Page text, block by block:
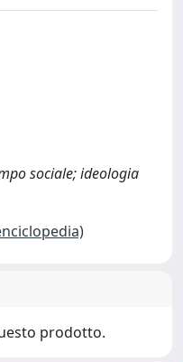
sociale; ideologia
prodotto.